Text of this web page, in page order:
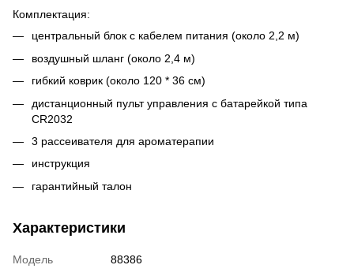
Комплектация:
центральный блок с кабелем питания (около 2,2 м)
воздушный шланг (около 2,4 м)
гибкий коврик (около 120 * 36 см)
дистанционный пульт управления с батарейкой типа
CR2032
3 рассеивателя для ароматерапии
инструкция
гарантийный талон
Характеристики
Модель 88386